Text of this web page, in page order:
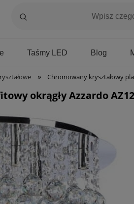
Blog
Taśmy LED
» Chromowany kryształowy
okrągły Azzardo